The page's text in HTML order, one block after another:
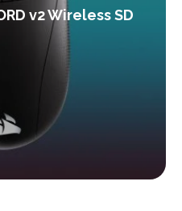
v2 Wireless SD